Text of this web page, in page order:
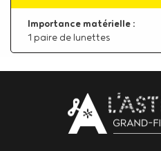
Importance matérielle :
1 paire de lunettes